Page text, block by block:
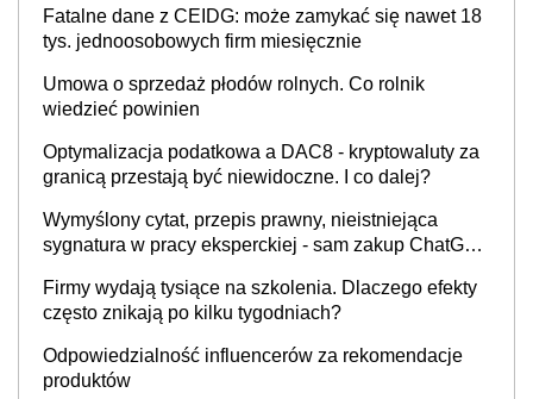
Fatalne dane z CEIDG: może zamykać się nawet 18
tys. jednoosobowych firm miesięcznie
Umowa o sprzedaż płodów rolnych. Co rolnik
wiedzieć powinien
Optymalizacja podatkowa a DAC8 - kryptowaluty za
granicą przestają być niewidoczne. I co dalej?
Wymyślony cytat, przepis prawny, nieistniejąca
sygnatura w pracy eksperckiej - sam zakup ChatGPT
Firmy wydają tysiące na szkolenia. Dlaczego efekty
często znikają po kilku tygodniach?
Odpowiedzialność influencerów za rekomendacje
produktów